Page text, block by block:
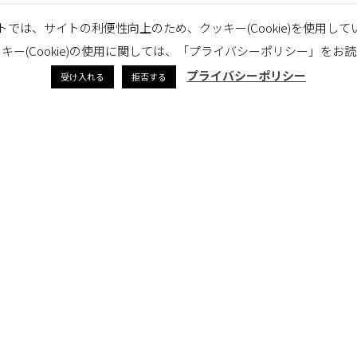
連サービス振興会）
では、サイトの利便性向上のため、クッキー(Cookie)を使用して
ー(Cookie)の使用に関しては、「プライバシーポリシー」をお
受け入れる 拒否する プライバシーポリシー